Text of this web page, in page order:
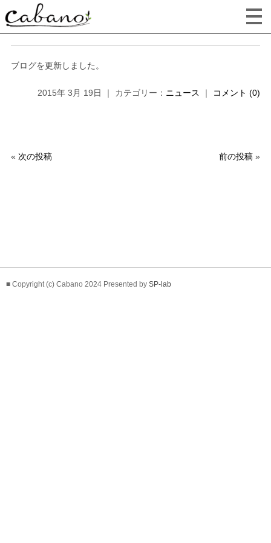
ブログを更新しました。
2015年 3月 19日 ｜ カテゴリー： ニュース ｜ コメント (0)
« 次の投稿 前の投稿 »
■ Copyright (c) Cabano 2024 Presented by SP-lab